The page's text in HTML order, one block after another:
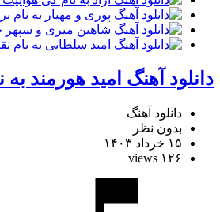
دانلود آهنگ امید هورمند
دانلود آهنگ
بدون نظر
۱۵ خرداد ۱۴۰۳
۱۲۶ views